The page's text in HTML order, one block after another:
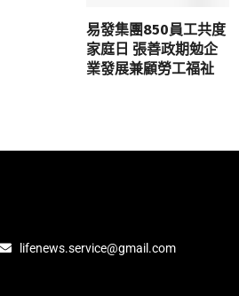
易發集團850員工共度
家庭日 張善政期勉企
業發展兼顧勞工福祉
lifenews.service@gmail.com